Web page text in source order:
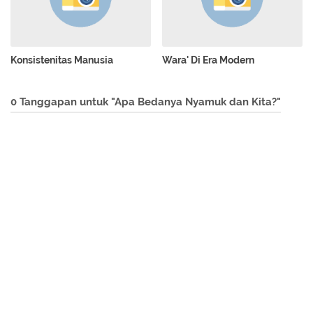
Konsistenitas Manusia Wara' Di Era Modern
0 Tanggapan untuk "Apa Bedanya Nyamuk dan Kita?"